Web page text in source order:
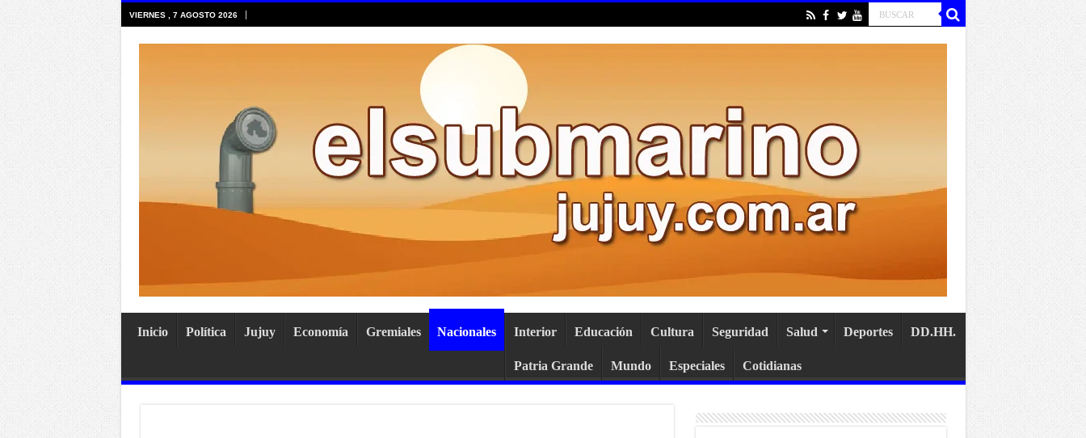
VIERNES , 7 AGOSTO 2026
Inicio Política Jujuy Economía Gremiales Nacionales Interior Educación Cultura Seguridad Salud Deportes DD.HH.
Patria Grande Mundo Especiales Cotidianas